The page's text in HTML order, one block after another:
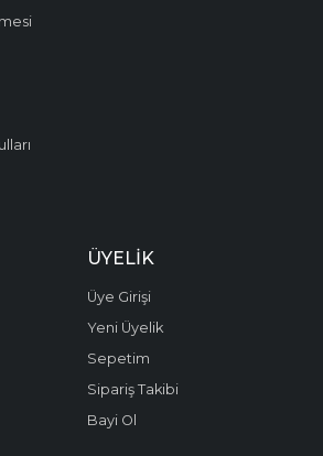
ÜYELIK
Üye Girişi
Yeni Üyelik
Sepetim
Sipariş Takibi
Bayi Ol